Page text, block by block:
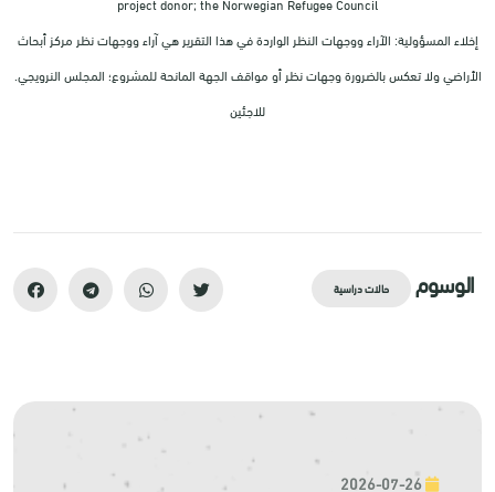
إخلاء المسؤولية: الآراء ووجهات النظر الواردة في هذا التقرير هي آراء ووجهات نظر مركز أبحاث
الأراضي ولا تعكس بالضرورة وجهات نظر أو مواقف الجهة المانحة للمشروع؛ المجلس النرويجي.
للاجئين
الوسوم حالات دراسية